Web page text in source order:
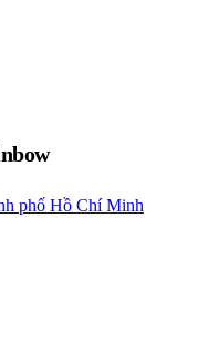
phố Hồ Chí Minh